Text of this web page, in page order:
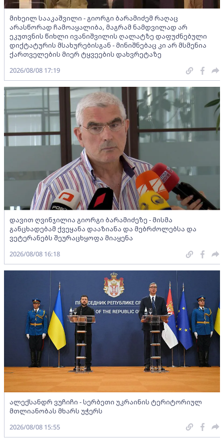
მიხეილ სააკაშვილი - გიორგი ბარამიძემ რაღაც
არასწორად ჩამოაყალიბა, მაგრამ ნამდვილად არ
ეკუთვნის წიხლი ივანიშვილის ღალატზე დაფუძნებული
დიქტატურის მსახურებისგან - მინიშნებაც კი არ მსმენია
ქართველების მიერ ტყვეების დახვრეტაზე
2026/08/08 17:19
დავით ღვინჯილია გიორგი ბარამიძეზე - მისმა
განცხადებამ ქვეყანა დააზიანა და მებრძოლებსა და
ვეტერანებს შეურაცხყოფა მიაყენა
2026/08/08 16:18
ალექსანდრ ვუჩიჩი - სერბეთი უკრაინის ტერიტორიულ
მთლიანობას მხარს უჭერს
2026/08/08 15:55